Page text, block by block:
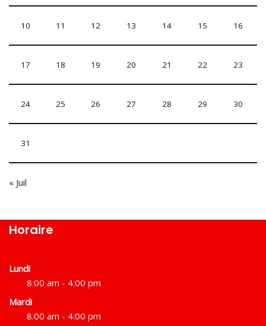
10 11 12 13 14 15 16
17 18 19 20 21 22 23
24 25 26 27 28 29 30
31
« Juil
Horaire
Lundi
8:00 am - 4:00 pm
Mardi
8:00 am - 4:00 pm